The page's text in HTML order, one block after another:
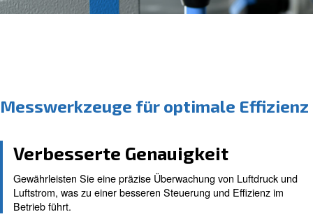
Messwerkzeuge für optimale